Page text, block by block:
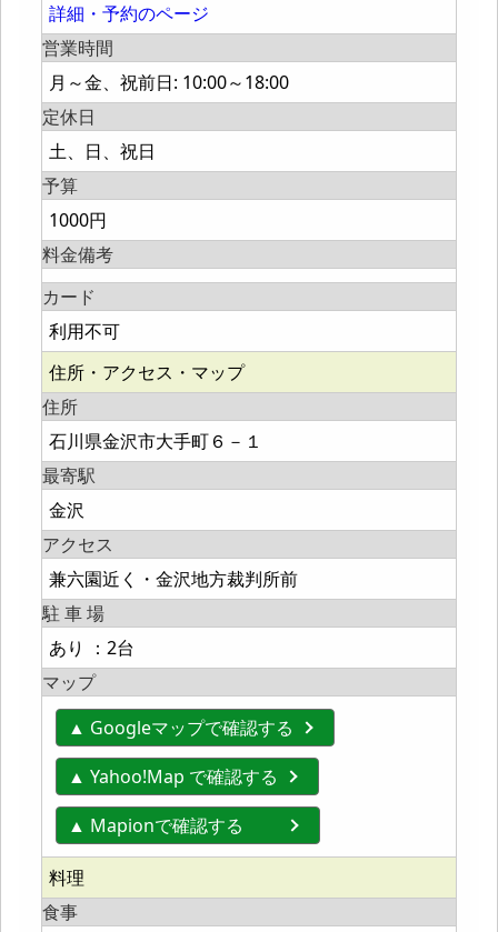
詳細・予約のページ
営業時間
月～金、祝前日: 10:00～18:00
定休日
土、日、祝日
予算
1000円
料金備考
カード
利用不可
住所・アクセス・マップ
住所
石川県金沢市大手町６－１
最寄駅
金沢
アクセス
兼六園近く・金沢地方裁判所前
駐 車 場
あり ：2台
マップ
▲ Googleマップで確認する
▲ Yahoo!Map で確認する
▲ Mapionで確認する
料理
食事